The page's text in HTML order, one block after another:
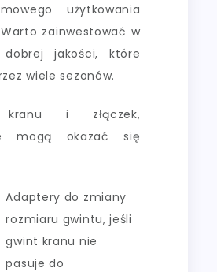
użytkowania
zainwestować w
jakości, które
wiele sezonów.
kranu i złączek,
mogą okazać się
Adaptery do zmiany
rozmiaru gwintu, jeśli
gwint kranu nie
pasuje do